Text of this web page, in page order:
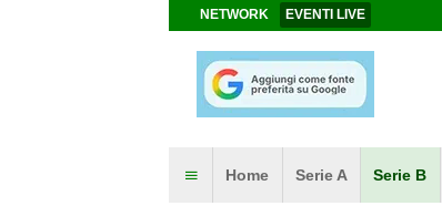
NETWORK EVENTI LIVE
Home Serie A Serie B